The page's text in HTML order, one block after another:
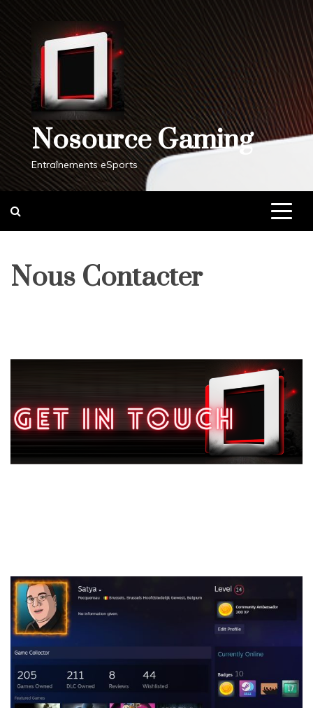
Nosource Gaming
Entraînements eSports
Nous Contacter